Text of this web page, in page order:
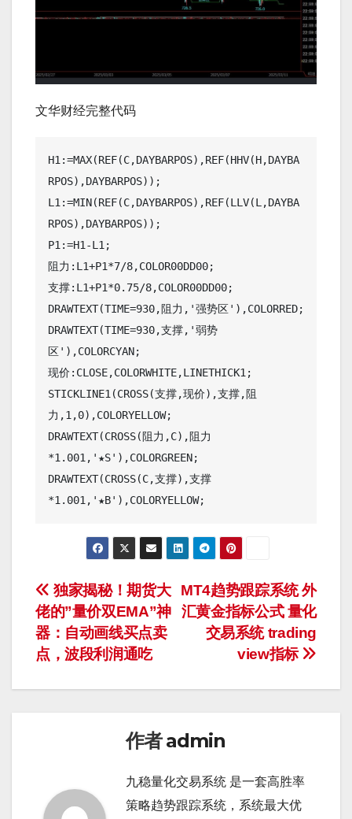
文华财经完整代码
H1:=MAX(REF(C,DAYBARPOS),REF(HHV(H,DAYBA
RPOS),DAYBARPOS));
L1:=MIN(REF(C,DAYBARPOS),REF(LLV(L,DAYBA
RPOS),DAYBARPOS));
P1:=H1-L1;
阻力:L1+P1*7/8,COLOR00DD00;
支撑:L1+P1*0.75/8,COLOR00DD00;
DRAWTEXT(TIME=930,阻力,'强势区'),COLORRED;
DRAWTEXT(TIME=930,支撑,'弱势
区'),COLORCYAN;
现价:CLOSE,COLORWHITE,LINETHICK1;
STICKLINE1(CROSS(支撑,现价),支撑,阻
力,1,0),COLORYELLOW;
DRAWTEXT(CROSS(阻力,C),阻力
*1.001,'★S'),COLORGREEN;
DRAWTEXT(CROSS(C,支撑),支撑
文
章
导
航
MT4趋势跟踪系统 外
汇黄金指标公式 量化
交易系统 trading
view指标
独家揭秘！期货大
佬的”量价双EMA”神
器：自动画线买点卖
点，波段利润通吃
作者admin
九稳量化交易系统 是一套高胜率
策略趋势跟踪系统，系统最大优